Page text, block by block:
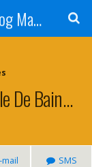
Marinette Saperlipopette - Blog Maman Angers Lifestyle - Ex Expat Montréal
De Bain…
mail SMS